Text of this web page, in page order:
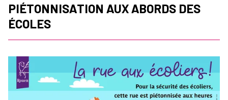
d'Ariane
Piétonnisation aux abords des
écoles